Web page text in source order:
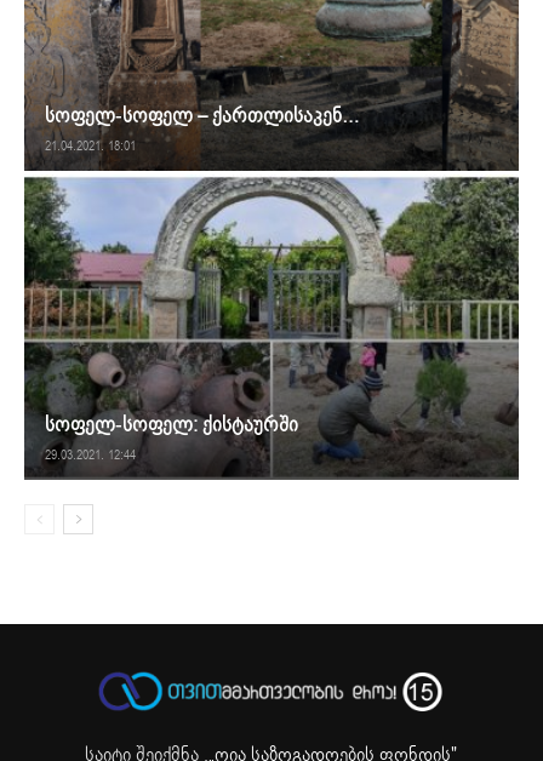
სოფელ-სოფელ – ქართლისაკენ…
21.04.2021. 18:01
სოფელ-სოფელ: ქისტაურში
29.03.2021. 12:44
საიტი შეიქმნა ,„ღია საზოგადოების ფონდის"